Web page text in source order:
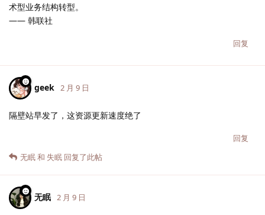
术型业务结构转型。
—— 韩联社
回复
geek 2 月 9 日
隔壁站早发了，这资源更新速度绝了
回复
无眠和 失眠 回复了此帖
无眠 2 月 9 日